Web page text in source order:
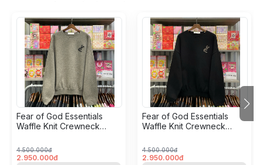
Fear of God Essentials
Waffle Knit Crewneck
4.500.000đ
2.950.000đ
Fear of God Essentials
Waffle Knit Crewneck
4.500.000đ
2.950.000đ